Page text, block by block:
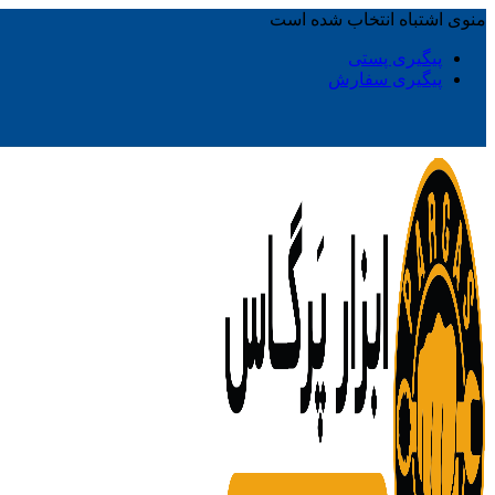
منوی اشتباه انتخاب شده است
پیگیری پستی
پیگیری سفارش